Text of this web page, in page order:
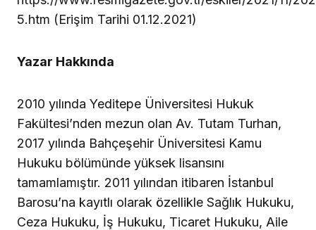
5.htm (Erişim Tarihi 01.12.2021)
Yazar Hakkında
2010 yılında Yeditepe Üniversitesi Hukuk
Fakültesi’nden mezun olan Av. Tutam Turhan,
2017 yılında Bahçeşehir Üniversitesi Kamu
Hukuku bölümünde yüksek lisansını
tamamlamıştır. 2011 yılından itibaren İstanbul
Barosu’na kayıtlı olarak özellikle Sağlık Hukuku,
Ceza Hukuku, İş Hukuku, Ticaret Hukuku, Aile